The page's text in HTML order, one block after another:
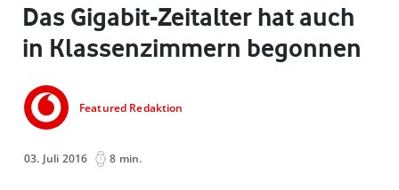
Das Gigabit-Zeitalter hat auch
in Klassenzimmern begonnen
Featured Redaktion
03. Juli 2016 8 min.